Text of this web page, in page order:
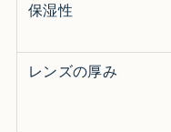
保湿性
レンズの厚み